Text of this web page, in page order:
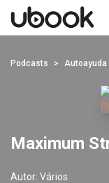
Podcasts Autoayuda
Maximum
Autor: Vários